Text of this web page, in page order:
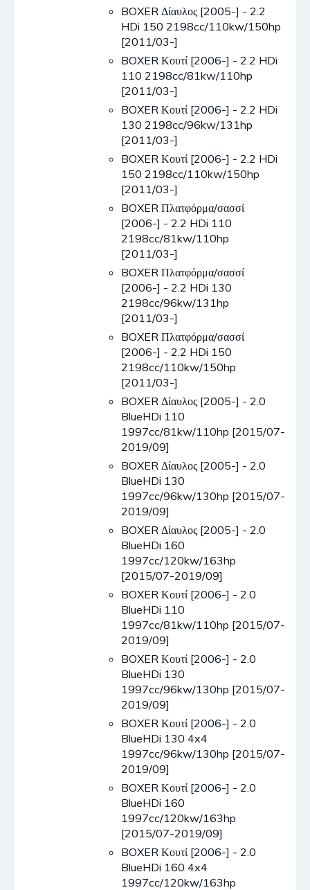
BOXER Δίαυλος [2005-] - 2.2
HDi 150 2198cc/110kw/150hp
[2011/03-]
BOXER Κουτί [2006-] - 2.2 HDi
110 2198cc/81kw/110hp
[2011/03-]
BOXER Κουτί [2006-] - 2.2 HDi
130 2198cc/96kw/131hp
[2011/03-]
BOXER Κουτί [2006-] - 2.2 HDi
150 2198cc/110kw/150hp
[2011/03-]
BOXER Πλατφόρμα/σασσί
[2006-] - 2.2 HDi 110
2198cc/81kw/110hp
[2011/03-]
BOXER Πλατφόρμα/σασσί
[2006-] - 2.2 HDi 130
2198cc/96kw/131hp
[2011/03-]
BOXER Πλατφόρμα/σασσί
[2006-] - 2.2 HDi 150
2198cc/110kw/150hp
[2011/03-]
BOXER Δίαυλος [2005-] - 2.0
BlueHDi 110
1997cc/81kw/110hp [2015/07-
2019/09]
BOXER Δίαυλος [2005-] - 2.0
BlueHDi 130
1997cc/96kw/130hp [2015/07-
2019/09]
BOXER Δίαυλος [2005-] - 2.0
BlueHDi 160
1997cc/120kw/163hp
[2015/07-2019/09]
BOXER Κουτί [2006-] - 2.0
BlueHDi 110
1997cc/81kw/110hp [2015/07-
2019/09]
BOXER Κουτί [2006-] - 2.0
BlueHDi 130
1997cc/96kw/130hp [2015/07-
2019/09]
BOXER Κουτί [2006-] - 2.0
BlueHDi 130 4x4
1997cc/96kw/130hp [2015/07-
2019/09]
BOXER Κουτί [2006-] - 2.0
BlueHDi 160
1997cc/120kw/163hp
[2015/07-2019/09]
BOXER Κουτί [2006-] - 2.0
BlueHDi 160 4x4
1997cc/120kw/163hp